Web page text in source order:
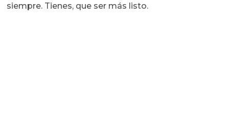
siempre. Tienes, que ser más listo.